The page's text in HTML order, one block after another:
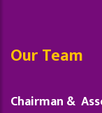
Our Team
Chairman &